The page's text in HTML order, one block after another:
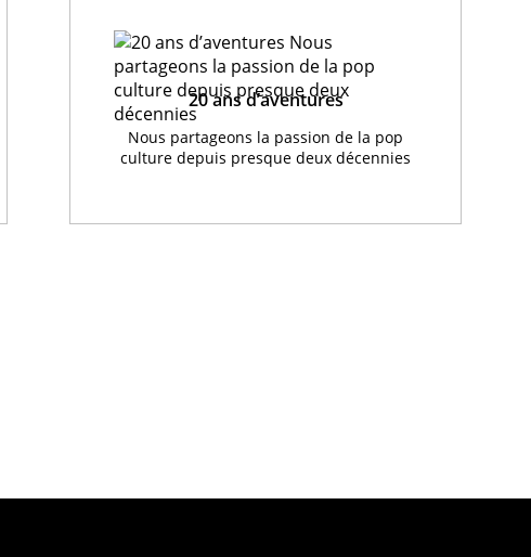
20 ans d’aventures
Nous partageons la passion de la pop
culture depuis presque deux décennies